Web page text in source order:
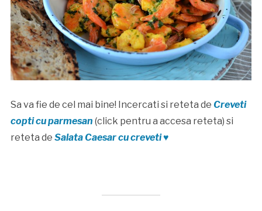
Sa va fie de cel mai bine! Incercati si reteta de Creveti
copti cu parmesan (click pentru a accesa reteta) si
reteta de Salata Caesar cu creveti ♥